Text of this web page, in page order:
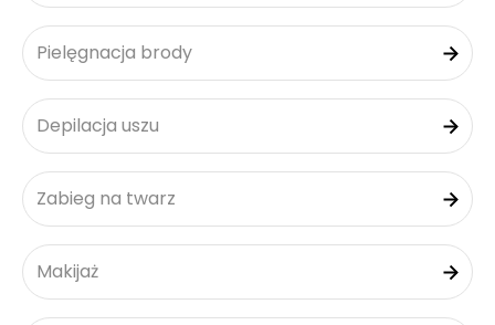
Pielęgnacja brody
Depilacja uszu
Zabieg na twarz
Makijaż